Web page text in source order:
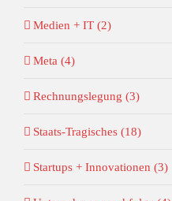
Medien + IT (2)
Meta (4)
Rechnungslegung (3)
Staats-Tragisches (18)
Startups + Innovationen (3)